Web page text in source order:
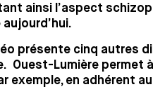
ainsi l’aspect
présente cinq autres
Ouest-Lumière permet
exemple, en adhérent